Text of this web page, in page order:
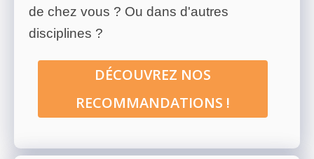
de chez vous ? Ou dans d'autres
disciplines ?
DÉCOUVREZ NOS
RECOMMANDATIONS !